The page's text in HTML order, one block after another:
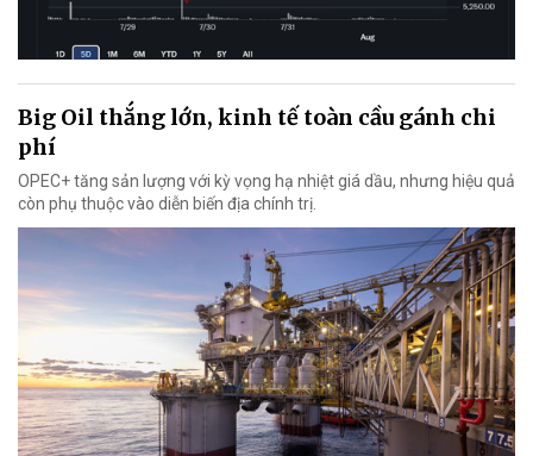
Big Oil thắng lớn, kinh tế toàn cầu gánh chi
phí
OPEC+ tăng sản lượng với kỳ vọng hạ nhiệt giá dầu, nhưng hiệu quả
còn phụ thuộc vào diễn biến địa chính trị.